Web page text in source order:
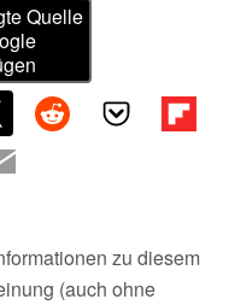
Quelle
zu diesem
(auch ohne